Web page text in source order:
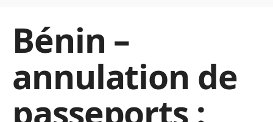
Bénin –
annulation de
passeports :